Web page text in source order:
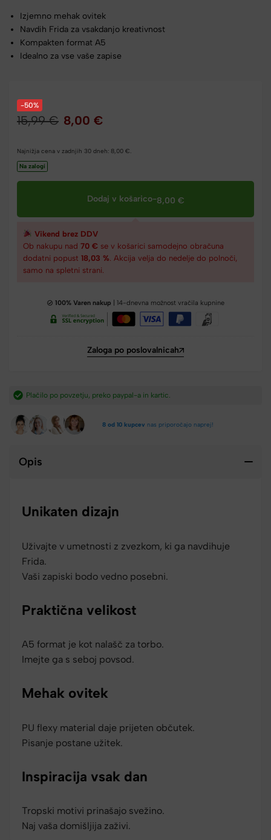
Izjemno mehak ovitek
Navdih Frida za vsakdanjo kreativnost
Kompakten format A5
Idealno za vse vaše zapise
-50%
15,99€ 8,00 €
Najnižja cena v zadnjih 30 dneh: 8,00 €
Na zalogi
Dodaj v košarico-8,00 €
Vikend brez DDV
Ob nakupu nad 70 € se v košarici samodejno obračuna
dodatni popust 18,03 % . Akcija velja do nedelje do polnoči,
samo na spletni strani.
100% Varen nakup | 14-dnevna možnost vračila kupnine
Zaloga po poslovalnicah
Hitra dostava iz Slovenije v 2-4 dneh.​
8 od 10 kupcev nas priporočajo naprej!
Opis
Unikaten dizajn
Uživajte v umetnosti z zvezkom, ki ga navdihuje
Frida.
Vaši zapiski bodo vedno posebni.
Praktična velikost
A5 format je kot nalašč za torbo.
Imejte ga s seboj povsod.
Mehak ovitek
PU flexy material daje prijeten občutek.
Pisanje postane užitek.
Inspiracija vsak dan
Tropski motivi prinašajo svežino.
Naj vaša domišljija zaživi.